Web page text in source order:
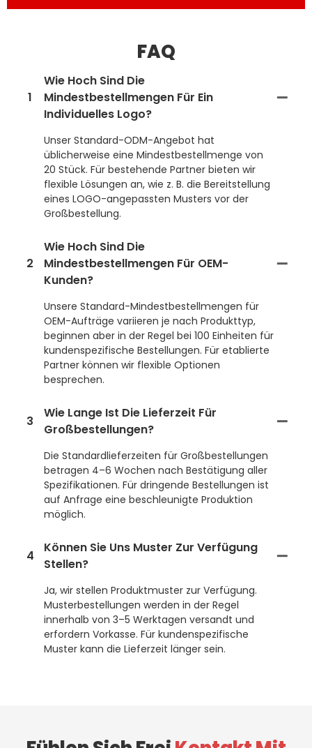
FAQ
1
Wie Hoch Sind Die
Mindestbestellmengen Für Ein
Individuelles Logo?
Unser Standard-ODM-Angebot hat
üblicherweise eine Mindestbestellmenge von
20 Stück. Für bestehende Partner bieten wir
flexible Lösungen an, wie z. B. die Bereitstellung
eines LOGO-angepassten Musters vor der
Großbestellung.
2
Wie Hoch Sind Die
Mindestbestellmengen Für OEM-
Kunden?
Unsere Standard-Mindestbestellmengen für
OEM-Aufträge variieren je nach Produkttyp,
beginnen aber in der Regel bei 100 Einheiten für
kundenspezifische Bestellungen. Für etablierte
Partner können wir flexible Optionen
besprechen.
3
Wie Lange Ist Die Lieferzeit Für
Großbestellungen?
Die Standardlieferzeiten für Großbestellungen
betragen 4–6 Wochen nach Bestätigung aller
Spezifikationen. Für dringende Bestellungen ist
auf Anfrage eine beschleunigte Produktion
möglich.
4
Können Sie Uns Muster Zur Verfügung
Stellen?
Ja, wir stellen Produktmuster zur Verfügung.
Musterbestellungen werden in der Regel
innerhalb von 3–5 Werktagen versandt und
erfordern Vorkasse. Für kundenspezifische
Muster kann die Lieferzeit länger sein.